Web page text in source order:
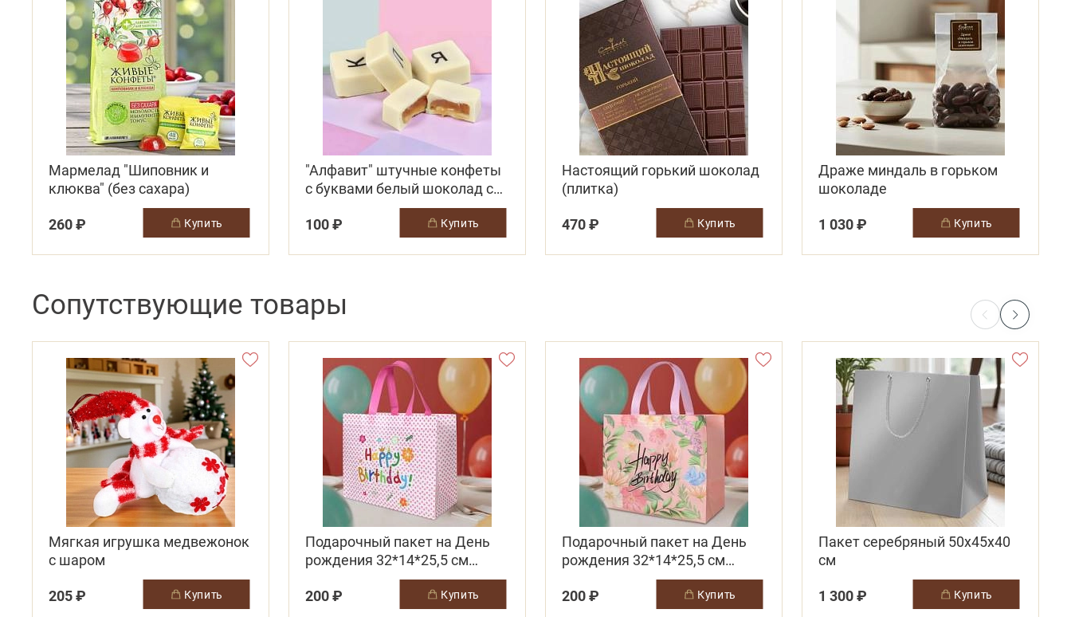
Мармелад "Шиповник и
клюква" (без сахара)
260 ₽
купить
"Алфавит" штучные конфеты
с буквами белый шоколад со
сливочной начинкой
100 ₽
купить
Настоящий горький шоколад
(плитка)
470 ₽
купить
Драже миндаль в горьком
шоколаде
1 030 ₽
купить
Сопутствующие товары
Мягкая игрушка медвежонок
с шаром
205 ₽
купить
Подарочный пакет на День
рождения 32*14*25,5 см
светло-розовый
200 ₽
купить
Подарочный пакет на День
рождения 32*14*25,5 см
200 ₽
купить
Пакет серебряный 50х45х40
см
1 300 ₽
купить